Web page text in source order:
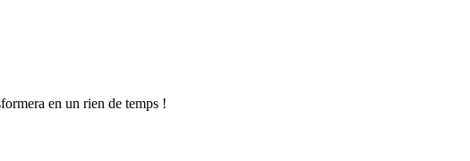
en un rien de temps !